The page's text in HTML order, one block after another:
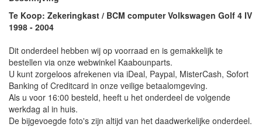
Te Koop: Zekeringkast / BCM computer Volkswagen Golf 4 IV
1998 - 2004
Dit onderdeel hebben wij op voorraad en is gemakkelijk te
bestellen via onze webwinkel Kaabounparts.
U kunt zorgeloos afrekenen via iDeal, Paypal, MisterCash, Sofort
Banking of Creditcard in onze veilige betaalomgeving.
Als u voor 16:00 besteld, heeft u het onderdeel de volgende
werkdag al in huis.
De bijgevoegde foto's zijn altijd van het daadwerkelijke onderdeel.